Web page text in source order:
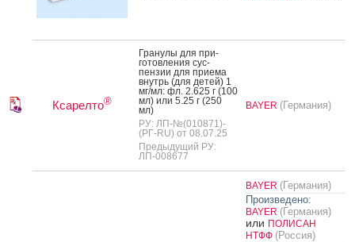
Ксарелто®
Гра­нулы для при­
готов­ле­ния сус­
пензии для при­ема
внутрь (для де­тей) 1
мг/мл: фл. 2.625 г (100
мл) или 5.25 г (250
мл)
РУ: ЛП-№(010871)-
(РГ-RU) от 08.07.25
Предыдущий РУ:
ЛП-008677
BAYER (Германия)
BAYER (Германия)
Произведено:
BAYER (Германия)
или ПОЛИСАН
НТФФ (Россия)